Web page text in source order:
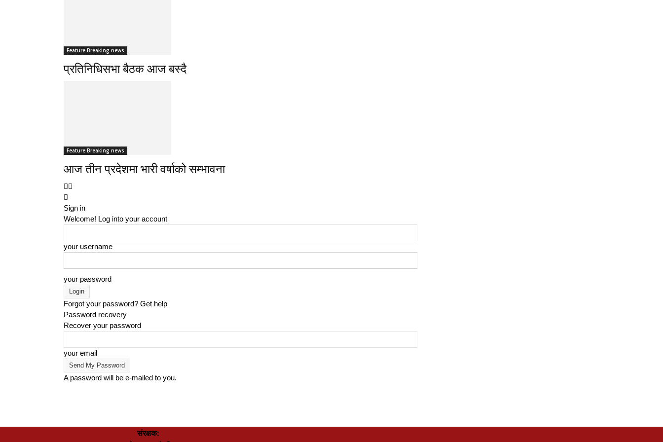
Feature Breaking news
प्रतिनिधिसभा बैठक आज बस्दै
Feature Breaking news
आज तीन प्रदेशमा भारी वर्षाको सम्भावना
Sign in
Welcome! Log into your account
your username
your password
Forgot your password? Get help
Password recovery
Recover your password
your email
A password will be e-mailed to you.
संरक्षक: